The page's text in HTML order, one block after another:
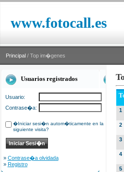
www.fotocall.es
Principal / Top im�genes
Usuarios registrados
Usuario:
Contrase�a:
�Iniciar sesi�n autom�ticamente en la
siguiente visita?
» Contrase�a olvidada
» Registro
1
2
3
4
5